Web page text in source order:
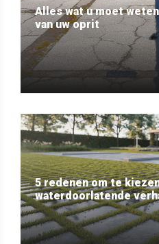
Alles wat u moet
van uw oprit
5 redenen om te
waterdoorlatende